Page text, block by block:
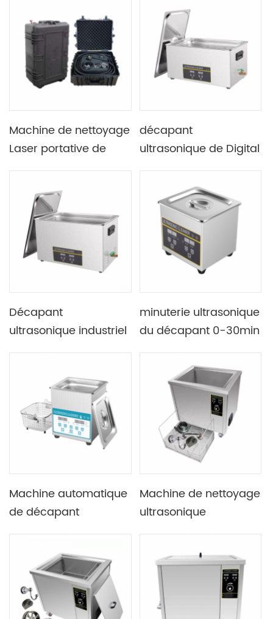
numérique de la
chaîne 15L 360W de
bicyclette
Machine de nettoyage
Laser portative de
mécanique et le
nettoyage des moules
décapant
ultrasonique de Digital
480W 40KHZ
Décapant
ultrasonique industriel
minuterie ultrasonique
du décapant 0-30min
40khz 1.3L réglable
Machine automatique
de décapant
puissance du
laboratoire 2L 60W
40khz
Machine de nettoyage
ultrasonique
décapant de ROHS
38L 600W